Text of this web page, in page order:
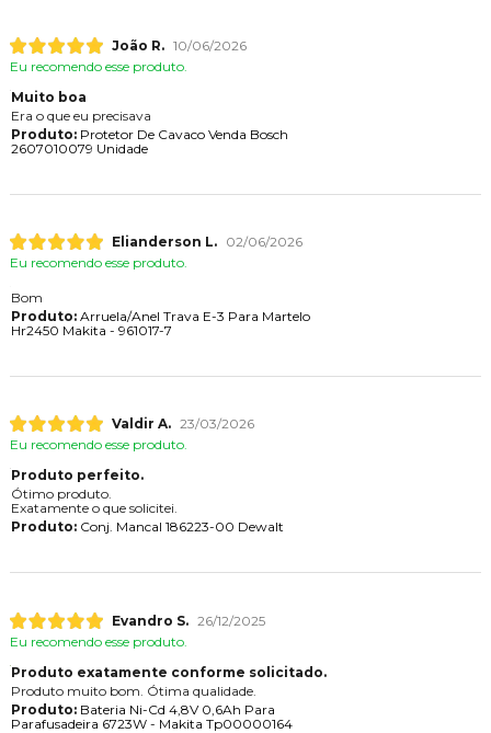
João R. 10/06/2026
Eu recomendo esse produto.
Muito boa
Era o que eu precisava
Produto:Protetor De Cavaco Venda Bosch
2607010079 Unidade
Elianderson L.
02/06/2026
Eu recomendo esse produto.
Bom
Produto:Arruela/Anel Trava E-3 Para Martelo
Hr2450 Makita - 961017-7
Valdir A. 23/03/2026
Eu recomendo esse produto.
Produto perfeito.
Ótimo produto.
Exatamente o que solicitei.
Produto:Conj. Mancal 186223-00 Dewalt
Evandro S. 26/12/2025
Eu recomendo esse produto.
Produto exatamente conforme solicitado.
Produto muito bom. Ótima qualidade.
Produto:Bateria Ni-Cd 4,8V 0,6Ah Para
Parafusadeira 6723W - Makita Tp00000164